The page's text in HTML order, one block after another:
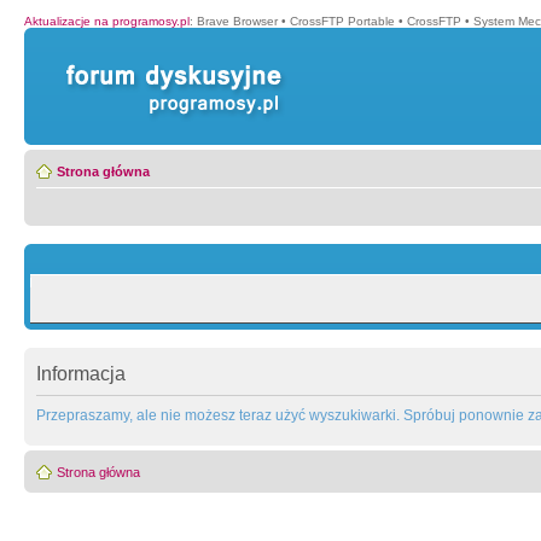
Aktualizacje na programosy.pl: Brave Browser • CrossFTP Portable • CrossFTP • System
Strona główna
Informacja
Przepraszamy, ale nie możesz teraz użyć wyszukiwarki. Spróbuj ponownie
Strona główna